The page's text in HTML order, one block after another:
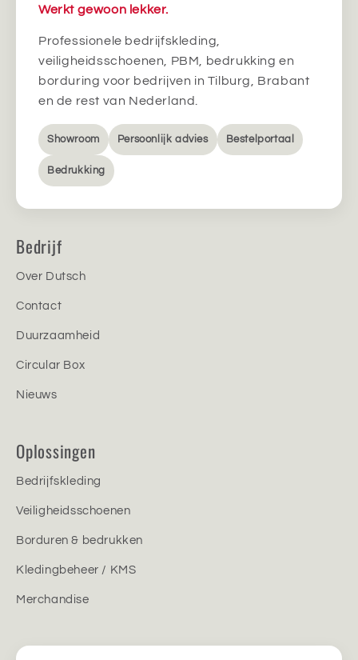
Werkt gewoon lekker.
Professionele bedrijfskleding,
veiligheidsschoenen, PBM, bedrukking en
borduring voor bedrijven in Tilburg, Brabant
en de rest van Nederland.
Showroom Persoonlijk advies Bestelportaal
Bedrukking
Bedrijf
Over Dutsch
Contact
Duurzaamheid
Circular Box
Nieuws
Oplossingen
Bedrijfskleding
Veiligheidsschoenen
Borduren & bedrukken
Kledingbeheer / KMS
Merchandise